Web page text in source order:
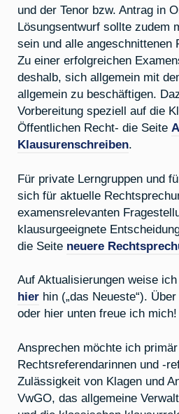
und der Tenor bzw. Antrag in
Lösungsentwurf sollte zudem
sein und alle angeschnittenen
Zu einer erfolgreichen
deshalb, sich allgemein mit
allgemein zu beschäftigen.
Vorbereitung speziell auf die
Öffentlichen Recht- die Seite
Klausurenschreiben.
Für private Lerngruppen und
sich für aktuelle
examensrelevanten
klausurgeeignete
die Seite neuere
Auf Aktualisierungen weise
hier hin („das Neueste“).
oder hier unten freue ich mich!
Ansprechen möchte ich primär
Rechtsreferendarinnen und -
Zulässigkeit von Klagen und
VwGO, das allgemeine